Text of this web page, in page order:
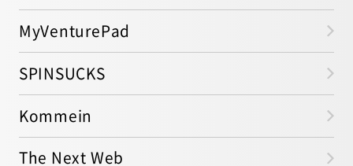
MyVenturePad
SPINSUCKS
Kommein
The Next Web